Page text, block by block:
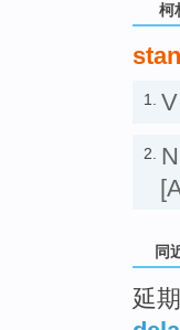
柯
1. V
2. N
同
延